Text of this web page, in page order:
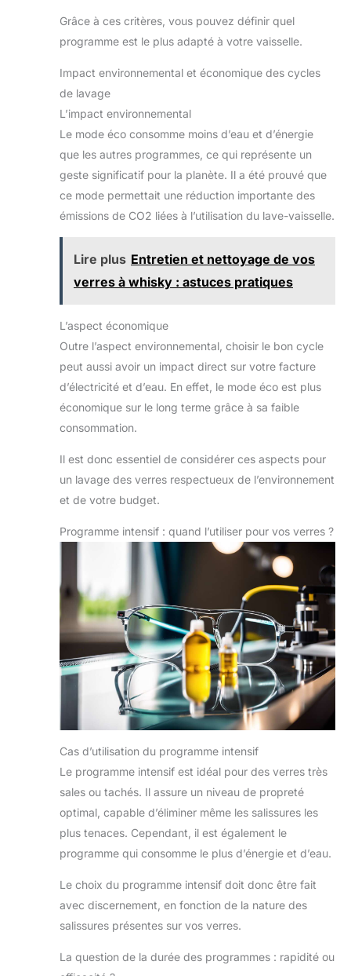
Grâce à ces critères, vous pouvez définir quel
programme est le plus adapté à votre vaisselle.
Impact environnemental et économique des cycles
de lavage
L’impact environnemental
Le mode éco consomme moins d’eau et d’énergie
que les autres programmes, ce qui représente un
geste significatif pour la planète. Il a été prouvé que
ce mode permettait une réduction importante des
émissions de CO2 liées à l’utilisation du lave-vaisselle.
Lire plus Entretien et nettoyage de vos
verres à whisky : astuces pratiques
L’aspect économique
Outre l’aspect environnemental, choisir le bon cycle
peut aussi avoir un impact direct sur votre facture
d’électricité et d’eau. En effet, le mode éco est plus
économique sur le long terme grâce à sa faible
consommation.
Il est donc essentiel de considérer ces aspects pour
un lavage des verres respectueux de l’environnement
et de votre budget.
Programme intensif : quand l’utiliser pour vos verres ?
Cas d’utilisation du programme intensif
Le programme intensif est idéal pour des verres très
sales ou tachés. Il assure un niveau de propreté
optimal, capable d’éliminer même les salissures les
plus tenaces. Cependant, il est également le
programme qui consomme le plus d’énergie et d’eau.
Le choix du programme intensif doit donc être fait
avec discernement, en fonction de la nature des
salissures présentes sur vos verres.
La question de la durée des programmes : rapidité ou